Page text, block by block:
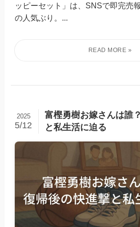
ッピーセット」は、SNSで即完売
の人気ぶり。...
富樫勇樹お嫁さんは誰
と私生活に迫る
2025
5/12